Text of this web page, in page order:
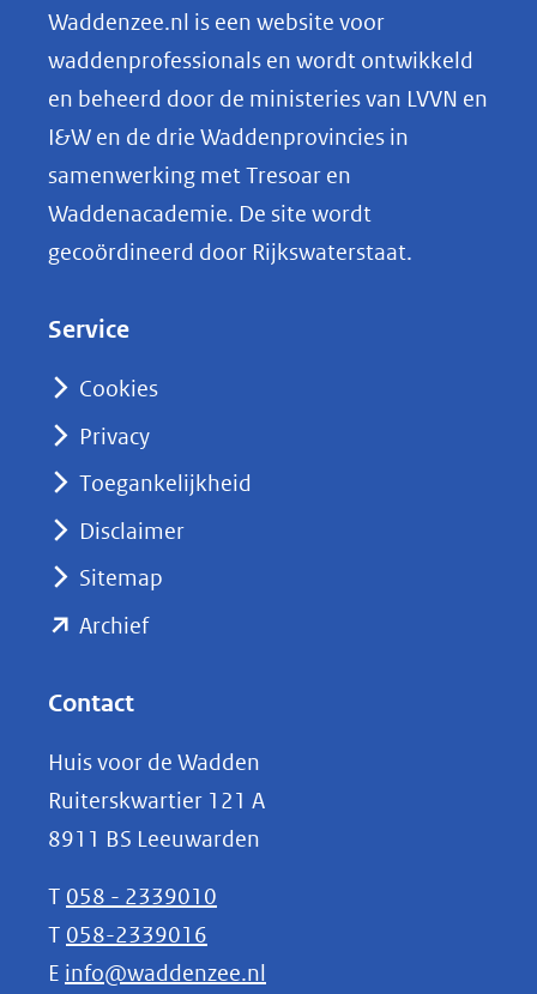
n
o
p
k
e
nieuw
naar
Waddenzee.nl is een website voor
waddenprofessionals en wordt ontwikkeld
en beheerd door de ministeries van LVVN en
I&W en de drie Waddenprovincies in
samenwerking met Tresoar en
Waddenacademie. De site wordt
gecoördineerd door Rijkswaterstaat.
Service
Cookies
Privacy
Toegankelijkheid
Disclaimer
Sitemap
Archief(opent
(verwijst
naar
een
andere
website)
Contact
Huis voor de Wadden
Ruiterskwartier 121 A
8911 BS Leeuwarden
T 058 - 2339010
T 058-2339016
E info@waddenzee.nl